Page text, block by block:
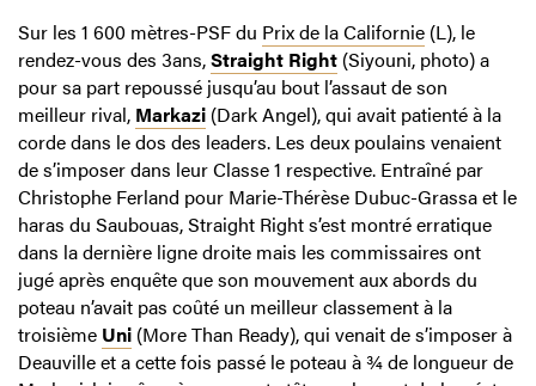
Sur les 1 600 mètres-PSF du Prix de la Californie (L), le
rendez-vous des 3ans,Straight Right (Siyouni, photo) a
pour sa part repoussé jusqu’au bout l’assaut de son
meilleur rival, Markazi (Dark Angel), qui avait patienté à la
corde dans le dos des leaders. Les deux poulains venaient
de s’imposer dans leur Classe 1 respective. Entraîné par
Christophe Ferland pour Marie-Thérèse Dubuc-Grassa et le
haras du Saubouas, Straight Right s’est montré erratique
dans la dernière ligne droite mais les commissaires ont
jugé après enquête que son mouvement aux abords du
poteau n’avait pas coûté un meilleur classement à la
troisième Uni (More Than Ready), qui venait de s’imposer à
Deauville et a cette fois passé le poteau à ¾ de longueur de